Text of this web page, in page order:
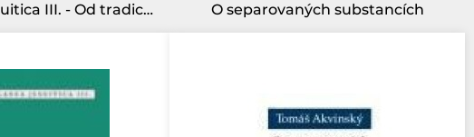
Miscellanea jesuitica III. - Od tradice k reflexi O separovaných substancích